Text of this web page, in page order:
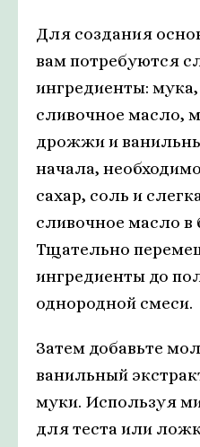
Для создания
вам потребуются
ингредиенты: мука,
сливочное масло,
дрожжи и
начала,
сахар, соль и
сливочное масло
Тщательно
ингредиенты до
однородной смеси.
Затем добавьте
ванильный
муки. Используя
для теста или